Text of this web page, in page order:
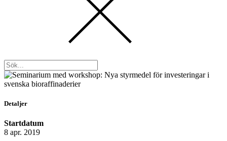
Detaljer
Startdatum
8 apr. 2019